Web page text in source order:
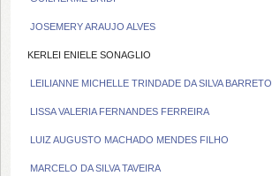
JOSEMERY ARAUJO ALVES
KERLEI ENIELE SONAGLIO
LEILIANNE MICHELLE TRINDADE DA SILVA BARRETO
LISSA VALERIA FERNANDES FERREIRA
LUIZ AUGUSTO MACHADO MENDES FILHO
MARCELO DA SILVA TAVEIRA